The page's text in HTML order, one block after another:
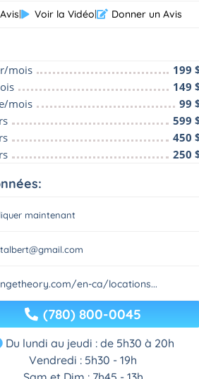
Avis| Voir la Vidéo| Donner un Avis
mois
199
149
mois
99
599
450
250
maintenant
en-ca/locations...
(780) 800-0045
Du lundi au jeudi : de 5h30 à 20h
Vendredi : 5h30 - 19h